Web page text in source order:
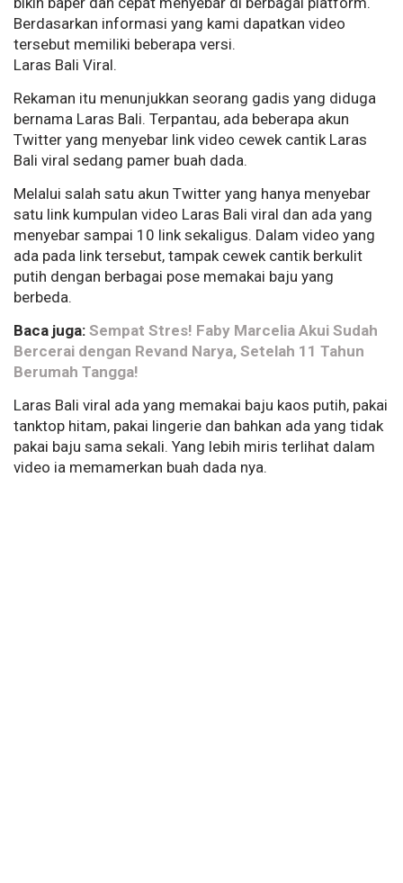
Berdasarkan informasi yang kami dapatkan video
tersebut memiliki beberapa versi.
Laras Bali Viral.
Rekaman itu menunjukkan seorang gadis yang diduga
bernama Laras Bali. Terpantau, ada beberapa akun
Twitter yang menyebar link video cewek cantik Laras
Bali viral sedang pamer buah dada.
Melalui salah satu akun Twitter yang hanya menyebar
satu link kumpulan video Laras Bali viral dan ada yang
menyebar sampai 10 link sekaligus. Dalam video yang
ada pada link tersebut, tampak cewek cantik berkulit
putih dengan berbagai pose memakai baju yang
berbeda.
Baca juga: Sempat Stres! Faby Marcelia Akui Sudah
Bercerai dengan Revand Narya, Setelah 11 Tahun
Berumah Tangga!
Laras Bali viral ada yang memakai baju kaos putih, pakai
tanktop hitam, pakai lingerie dan bahkan ada yang tidak
pakai baju sama sekali. Yang lebih miris terlihat dalam
video ia memamerkan buah dada nya.